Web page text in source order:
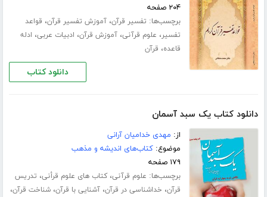
۲۰۴ صفحه
برچسب‌ها: تفسیر قرآن،آموزش تفسیر قرآن، قواعد
تفسیر، علوم قرآنی،آموزش قرآن، ادبیات عربی، ادله
قاعده، قرآن
دانلود کتاب
دانلود کتاب یک سبد آسمان
از: مهدی خدامیان آرانی
موضوع:کتاب‌های اندیشه و مذهب
۱۷۹ صفحه
برچسب‌ها: علوم قرآنی،کتاب های علوم قرأنی، تدریس
قرآن، خداشناسی در قرآن،آشنایی با قرآن،شناخت قرآن،